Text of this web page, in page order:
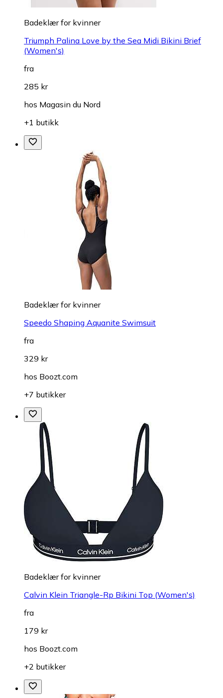
Badeklær for kvinner
Triumph Palina Love by the Sea Midi Bikini Brief
(Women's)
fra
285 kr
hos Magasin du Nord
+1 butikk
Badeklær for kvinner
Speedo Shaping Aquanite Swimsuit
fra
329 kr
hos Boozt.com
+7 butikker
Badeklær for kvinner
Calvin Klein Triangle-Rp Bikini Top (Women's)
fra
179 kr
hos Boozt.com
+2 butikker